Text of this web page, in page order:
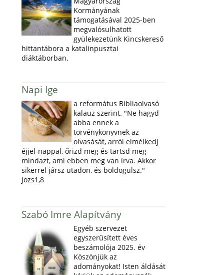
Kormányának
támogatásával 2025-ben
megvalósulhatott
gyülekezetünk Kincskereső
hittantábora a katalinpusztai
diáktáborban.
Napi Ige
a református Bibliaolvasó
kalauz szerint. "Ne hagyd
abba ennek a
törvénykönyvnek az
olvasását, arról elmélkedj
éjjel-nappal, őrizd meg és tartsd meg
mindazt, ami ebben meg van írva. Akkor
sikerrel jársz utadon, és boldogulsz."
Jozs1,8
Szabó Imre Alapítvány
Egyéb szervezet
egyszerűsített éves
beszámolója 2025. év
Köszönjük az
adományokat! Isten áldását